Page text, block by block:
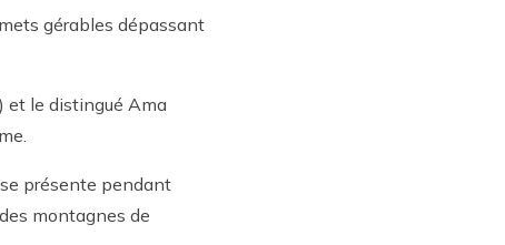
gérables dépassant
et le distingué Ama
présente pendant
montagnes de